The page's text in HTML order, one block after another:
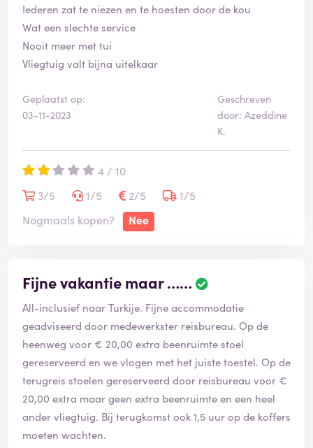
Iederen zat te niezen en te hoesten door de kou
Wat een slechte service
Nooit meer met tui
Vliegtuig valt bijna uitelkaar
Geplaatst op:
03-11-2023
Geschreven
door: Azeddine
K.
4 / 10
3/5
1/5 2/5
1/5
Nogmaals kopen?
Nee
Fijne vakantie maar ……
All-inclusief naar Turkije. Fijne accommodatie
geadviseerd door medewerkster reisbureau. Op de
heenweg voor € 20,00 extra beenruimte stoel
gereserveerd en we vlogen met het juiste toestel. Op de
terugreis stoelen gereserveerd door reisbureau voor €
20,00 extra maar geen extra beenruimte en een heel
ander vliegtuig. Bij terugkomst ook 1,5 uur op de koffers
moeten wachten.